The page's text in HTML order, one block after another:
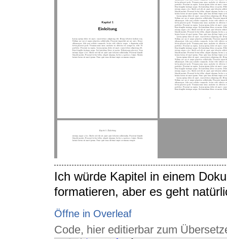
Ich würde Kapitel in einem
formatieren, aber es geht
Öffne in Overleaf
Code, hier editierbar zum